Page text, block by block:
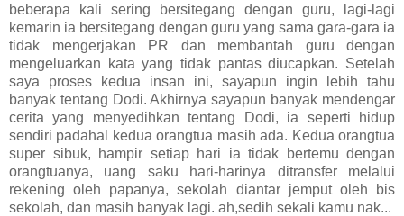
beberapa kali sering bersitegang dengan guru, lagi-lagi
kemarin ia bersitegang dengan guru yang sama gara-gara ia
tidak mengerjakan PR dan membantah guru dengan
mengeluarkan kata yang tidak pantas diucapkan. Setelah
saya proses kedua insan ini, sayapun ingin lebih tahu
banyak tentang Dodi. Akhirnya sayapun banyak mendengar
cerita yang menyedihkan tentang Dodi, ia seperti hidup
sendiri padahal kedua orangtua masih ada. Kedua orangtua
super sibuk, hampir setiap hari ia tidak bertemu dengan
orangtuanya, uang saku hari-harinya ditransfer melalui
rekening oleh papanya, sekolah diantar jemput oleh bis
sekolah, dan masih banyak lagi. ah,sedih sekali kamu nak...